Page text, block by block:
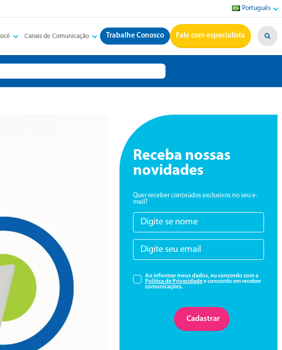
Português
Canais de Comunicação Trabalhe Conosco Fale com especialista
Receba nossas
novidades
Quer receber conteúdos exclusivos no seu e-
mail?
Ao informar meus dados, eu concordo com a
Política de Privacidadee concordo em receber
comunicações.
Cadastrar